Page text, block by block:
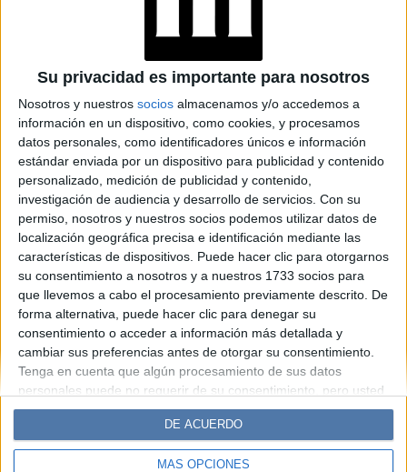
Su privacidad es importante para nosotros
Nosotros y nuestros socios almacenamos y/o accedemos a
información en un dispositivo, como cookies, y procesamos
datos personales, como identificadores únicos e información
estándar enviada por un dispositivo para publicidad y contenido
personalizado, medición de publicidad y contenido,
investigación de audiencia y desarrollo de servicios. Con su
permiso, nosotros y nuestros socios podemos utilizar datos de
localización geográfica precisa e identificación mediante las
características de dispositivos. Puede hacer clic para otorgarnos
su consentimiento a nosotros y a nuestros 1733 socios para
que llevemos a cabo el procesamiento previamente descrito. De
forma alternativa, puede hacer clic para denegar su
consentimiento o acceder a información más detallada y
cambiar sus preferencias antes de otorgar su consentimiento.
Tenga en cuenta que algún procesamiento de sus datos
personales puede no requerir de su consentimiento, pero usted
tiene el derecho de rechazar tal procesamiento. Sus
preferencias se aplicarán solo a este sitio web. Puede cambiar
sus preferencias o retirar su consentimiento en cualquier
momento volviendo a este sitio y haciendo clic en el botón
MÁS OPCIONES
DE ACUERDO
SOCIEDAD
Nomofobia: la ansiedad
silenciosa de no tener el
celular a mano
Espacio Publicitario
Diario Perfil Caras Noticias
Fortuna
Hombre
Weekend Parabrisas
Supercampo
Lunateen